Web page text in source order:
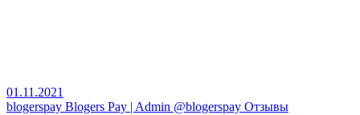
01.11.2021
blogerspay Blogers Pay | Admin @blogerspay Отзывы